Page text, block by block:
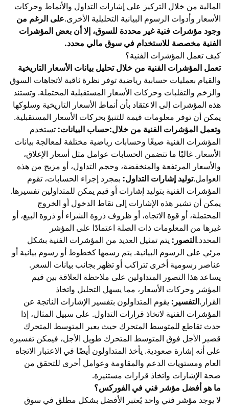
المالية من خلال التركيز على إشارات التداول والأنماط وحركات
الأسعار وأدوات الرسوم البيانية التحليلية الأخرى.على الرغم من
وجود مؤشرات فنية غير محددة للسوق، إلا أن بعض المؤشرات
الفنية مخصصة للاستخدام في سوق مالي محدد.
كيف تعمل المؤشرات الفنية؟
تعمل المؤشرات الفنية من خلال تحليل بيانات الأسعار التاريخية
والقيام بعمليات حسابية رياضية توفر نظرة ثاقبة لاتجاهات السوق
والزخم والتقلبات وحركات الأسعار المستقبلية المحتملة. وتستند
هذه المؤشرات إلى الاعتقاد بأن أنماط الأسعار التاريخية وسلوكها
يمكن أن توفر معلومات قيمة للتنبؤ بحركات الأسعار المستقبلية.
وتعمل المؤشرات الفنية من خلال:حساب البيانات: تستخدم
المؤشرات الفنية صيغًا وحسابات رياضية مختلفة لمعالجة بيانات
الأسعار. غالبًا ما تتضمن الحسابات عوامل مثل أسعار الإغلاق،
والأسعار المرتفعة والمنخفضة، وحجم التداول، أو مزيج من هذه
العوامل.توليد إشارات التداول: بمجرد إجراء الحسابات، تقوم
المؤشرات الفنية بتوليد إشارات أو قيم يمكن للمتداولين تفسيرها.
يمكن أن تشير هذه الإشارات إلى نقاط الدخول أو الخروج
المحتملة، أو قوة الاتجاه، أو ظروف ذروة الشراء أو ذروة البيع، أو
غيرها من المعلومات ذات الصلة اعتمادًا على المؤشر
المحدد.التصور: يتم تمثيل العديد من المؤشرات الفنية بشكل
مرئي على الرسوم البيانية. يتم رسمها كخطوط أو رسوم بيانية أو
عناصر رسومية أخرى تتراكب أو تظهر بجانب بيانات السعر.
يساعد هذا التصور المتداولين على ملاحظة العلاقة بين قيم
المؤشر وحركات الأسعار، مما يسهل التحليل واتخاذ
القرار.التفسير: يقوم المتداولون بتفسير الإشارات الناتجة عن
المؤشرات الفنية لاتخاذ قرارات التداول. على سبيل المثال، إذا
حدث تقاطع للمتوسط المتحرك حيث يعبر المتوسط المتحرك
قصير الأجل فوق المتوسط المتحرك طويل الأجل، فيمكن تفسيره
على أنه إشارة صعودية. يأخذ المتداولون أيضًا في الاعتبار الاتجاه
العام ومستويات الدعم والمقاومة وعوامل أخرى للتحقق من
صحة الإشارات واتخاذ قرارات مستنيرة.
ما هو أفضل مؤشر فني في الفوركس؟
لا يوجد مؤشر فني واحد يُعتبر الأفضل بشكل مطلق في سوق